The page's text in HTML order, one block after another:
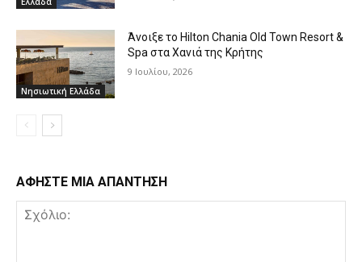
Νησιωτική Ελλάδα
Άνοιξε το Hilton Chania Old Town Resort &
Spa στα Χανιά της Κρήτης
9 Ιουλίου, 2026
ΑΦΗΣΤΕ ΜΙΑ ΑΠΑΝΤΗΣΗ